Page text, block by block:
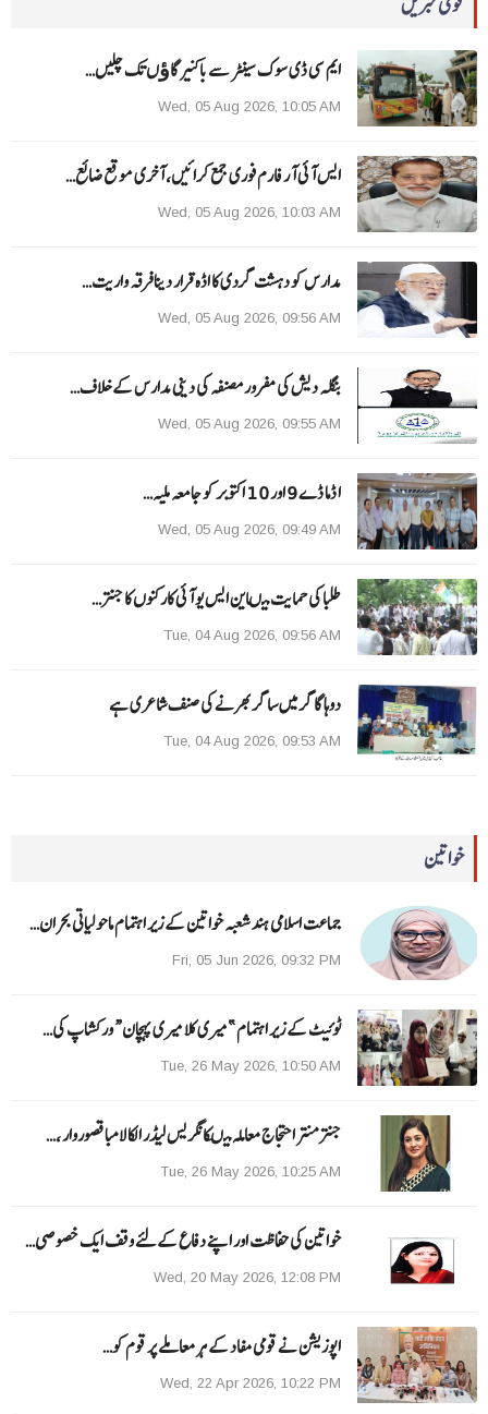
ایم سی ڈی سوک سینٹر سے باکنیر گاﺅں تک چلیں…
Wed, 05 Aug 2026, 10:05 AM
ایس آئی آر فارم فوری جمع کرائیں، آخری موقع ضائع…
Wed, 05 Aug 2026, 10:03 AM
مدارس کو دہشت گردی کا اڈہ قرار دینا فرقہ واریت…
Wed, 05 Aug 2026, 09:56 AM
بنگلہ دیش کی مفرور مصنفہ کی دینی مدارس کے خلاف…
Wed, 05 Aug 2026, 09:55 AM
ا ڈما ڈے 9 اور 10 اکتوبر کو جامعہ ملیہ…
Wed, 05 Aug 2026, 09:49 AM
طلبا کی حمایت میںاین ایس یو آئی کارکنوں کا جنتر…
Tue, 04 Aug 2026, 09:56 AM
دوہا گاگر میں ساگر بھرنے کی صنف شاعری ہے
Tue, 04 Aug 2026, 09:53 AM
خواتین
جماعت اسلامی ہند شعبہ خواتین کے زیر اہتمام ماحولیاتی بحران…
Fri, 05 Jun 2026, 09:32 PM
ٹوئیٹ کے زیر اہتمام ”میری کلا میری پہچان“ ورکشاپ کی…
Tue, 26 May 2026, 10:50 AM
جنتر منتر احتجاج معاملہ میںکانگریس لیڈر الکا لامبا قصوروار ،…
Tue, 26 May 2026, 10:25 AM
خواتین کی حفاظت اور اپنے دفاع کےلئے وقف ایک خصوصی…
Wed, 20 May 2026, 12:08 PM
اپوزیشن نے قومی مفاد کے ہر معاملے پر قوم کو…
Wed, 22 Apr 2026, 10:22 PM